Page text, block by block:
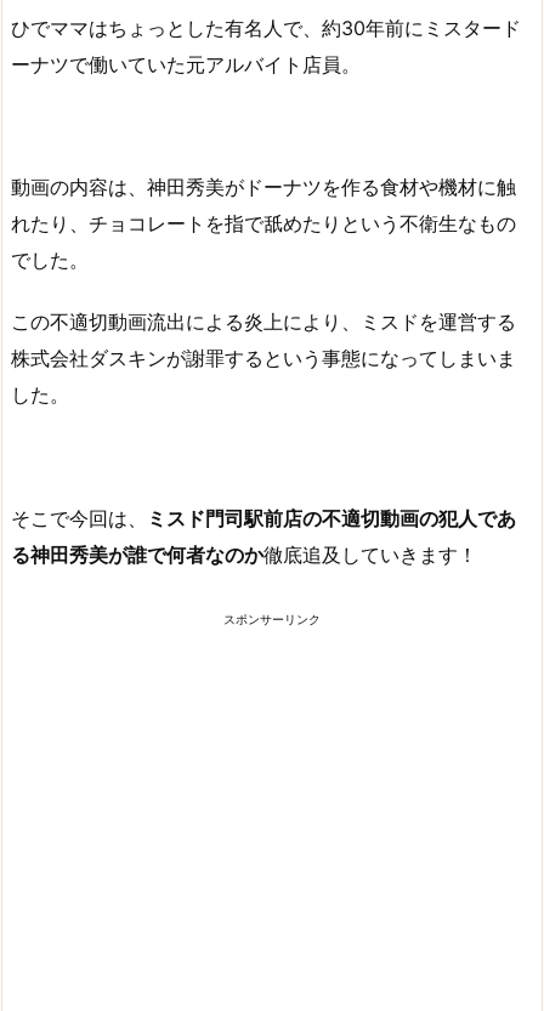
ひでママはちょっとした有名人で、約30年前にミスタード
ーナツで働いていた元アルバイト店員。
動画の内容は、神田秀美がドーナツを作る食材や機材に触
れたり、チョコレートを指で舐めたりという不衛生なもの
でした。
この不適切動画流出による炎上により、ミスドを運営する
株式会社ダスキンが謝罪するという事態になってしまいま
した。
そこで今回は、
ミスド門司駅前店の不適切動画の犯人であ
る神田秀美が誰で何者なのか徹底追及していきます！
スポンサーリンク